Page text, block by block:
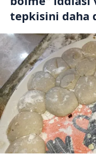
tepkisini daha